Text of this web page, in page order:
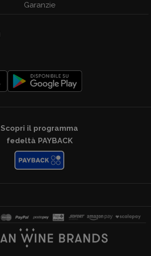
Garanzie
Scopri il programma
fedeltà PAYBACK